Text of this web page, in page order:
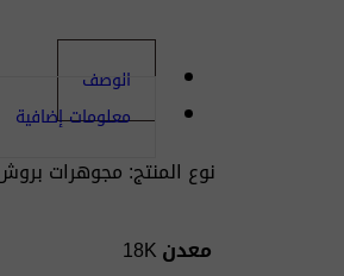
الوصف
معلومات إضافية
نوع المنتج: مجوهرات بروش ذهبية للأطفال، الرمز
معدن18K